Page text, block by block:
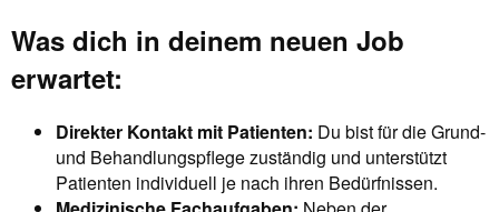
Was dich in deinem neuen Job
erwartet:
Direkter Kontakt mit Patienten: Du bist für die Grund-
und Behandlungspflege zuständig und unterstützt
Patienten individuell je nach ihren Bedürfnissen.